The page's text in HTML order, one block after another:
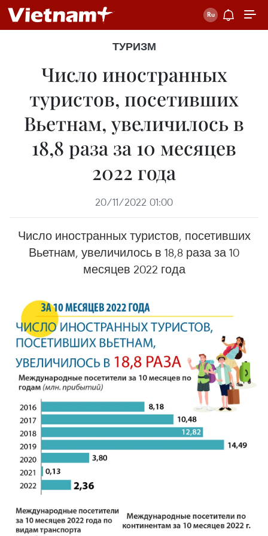
ТУРИЗМ
Число иностранных
туристов, посетивших
Вьетнам, увеличилось в
18,8 раза за 10 месяцев
2022 года
20/11/2022 01:00
Число иностранных туристов, посетивших
Вьетнам, увеличилось в 18,8 раза за 10
месяцев 2022 года